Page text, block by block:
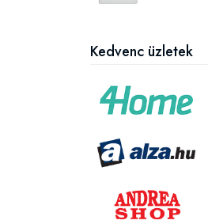
Kedvenc üzletek